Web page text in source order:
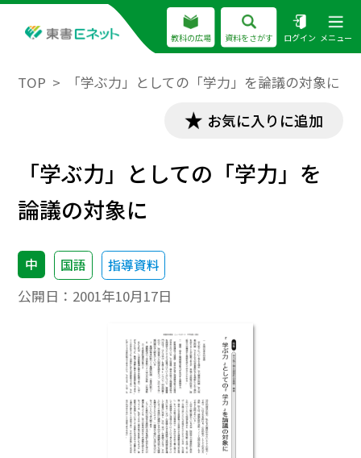
教科の広場 資料をさがす ログイン メニュー
TOP 「学ぶ力」としての「学力」を論議の対象に
お気に入りに追加
「学ぶ力」としての「学力」を
論議の対象に
中 国語 指導資料
公開日： 2001年10月17日